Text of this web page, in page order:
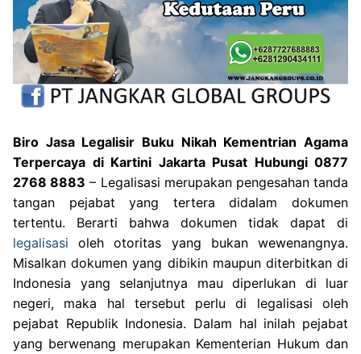
Biro Jasa Legalisir Buku Nikah Kementrian Agama
Terpercaya di Kartini Jakarta Pusat Hubungi 0877
2768 8883 – Legalisasi merupakan pengesahan tanda
tangan pejabat yang tertera didalam dokumen
tertentu. Berarti bahwa dokumen tidak dapat di
legalisasi oleh otoritas yang bukan wewenangnya.
Misalkan dokumen yang dibikin maupun diterbitkan di
Indonesia yang selanjutnya mau diperlukan di luar
negeri, maka hal tersebut perlu di legalisasi oleh
pejabat Republik Indonesia. Dalam hal inilah pejabat
yang berwenang merupakan Kementerian Hukum dan